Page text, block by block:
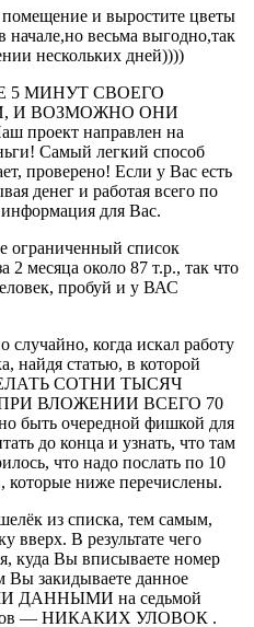
и выростите цветы
начале,но весьма выгодно,так
нескольких дней))))
5 МИНУТ СВОЕГО
И ВОЗМОЖНО ОНИ
направлен на
Самый легкий способ
проверено! Если у Вас есть
денег и работая всего по
информация для Вас.
ограниченный список
2 месяца около 87 т.р., так что
пробуй и у ВАС
случайно, когда искал работу
найдя статью, в которой
СОТНИ ТЫСЯЧ
ВЛОЖЕНИИ ВСЕГО 70
быть очередной фишкой для
до конца и узнать, что там
что надо послать по 10
которые ниже перечислены.
из списка, тем самым,
вверх. В результате чего
куда Вы вписываете номер
Вы закидываете данное
ДАННЫМИ на седьмой
— НИКАКИХ УЛОВОК .